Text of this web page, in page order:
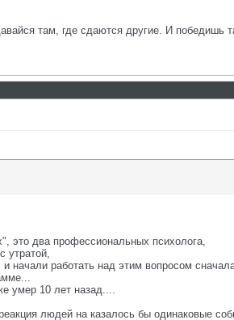
там, где сдаются другие. И победишь
это два профессиональных психолога,
утратой,
и начали работать над этим вопросом
умер 10 лет назад....
людей на казалось бы одинаковые